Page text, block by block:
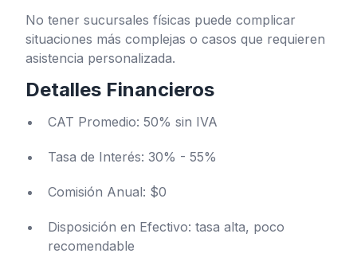
No tener sucursales físicas puede complicar
situaciones más complejas o casos que requieren
asistencia personalizada.
Detalles Financieros
CAT Promedio: 50% sin IVA
Tasa de Interés: 30% - 55%
Comisión Anual: $0
Disposición en Efectivo: tasa alta, poco
recomendable